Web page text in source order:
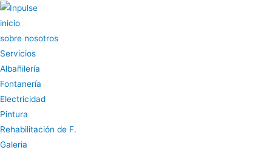
inicio
sobre nosotros
Servicios
Albañilería
Fontanería
Electricidad
Pintura
Rehabilitación de F.
Galeria